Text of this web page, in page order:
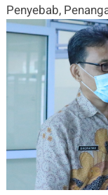
Penyebab,